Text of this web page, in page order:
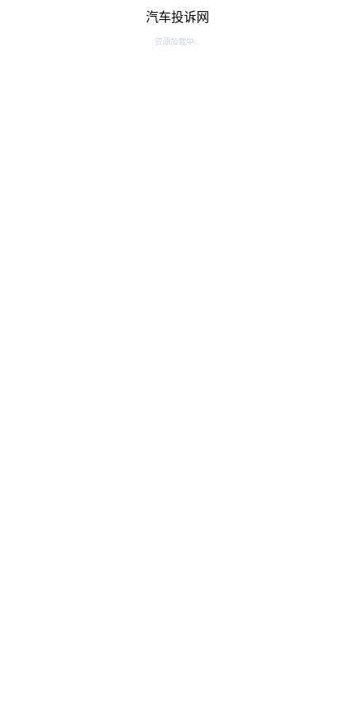
汽车投诉网
资源加载中...